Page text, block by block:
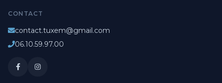
CONTACT
contact.tuxem@gmail.com
06.10.59.97.00